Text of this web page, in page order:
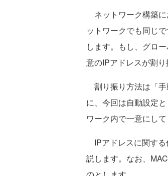
ネットワーク構築
ットワークでも同じ
します。もし、グロ
意のIPアドレスが割り
割り振り方法は「
に、今回は自動設定
ワーク内で一意にして
IPアドレスに関する
説します。なお、